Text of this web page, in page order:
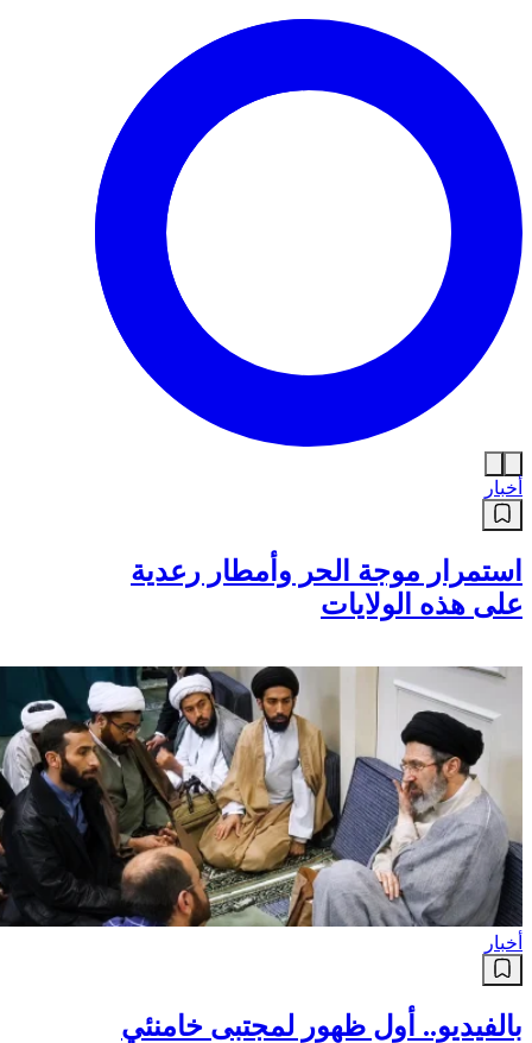
أخبار
استمرار موجة الحر وأمطار رعدية
على هذه الولايات
أخبار
بالفيديو.. أول ظهور لمجتبى خامنئي